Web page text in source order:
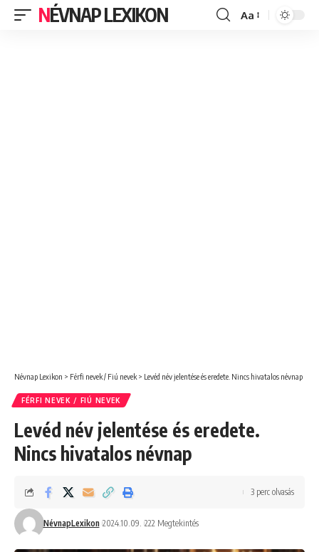
NÉVNAP LEXIKON
Font
Aa
Névnap Lexikon > Férfi nevek / Fiú nevek > Levéd név jelentése és eredete. Nincs hivatalos névnap
FÉRFI NEVEK / FIÚ NEVEK
Levéd név jelentése és eredete.
Nincs hivatalos névnap
NévnapLexikon 2024.10.09. 222 Megtekintés
3 perc olvasás